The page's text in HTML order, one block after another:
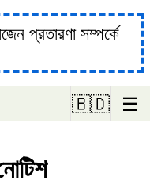
প্রতারণা সম্পর্কে
🇧🇩 ☰